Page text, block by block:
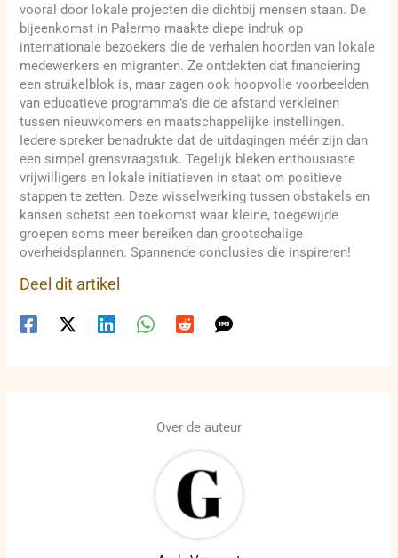
vooral door lokale projecten die dichtbij mensen staan. De
bijeenkomst in Palermo maakte diepe indruk op
internationale bezoekers die de verhalen hoorden van lokale
medewerkers en migranten. Ze ontdekten dat financiering
een struikelblok is, maar zagen ook hoopvolle voorbeelden
van educatieve programma’s die de afstand verkleinen
tussen nieuwkomers en maatschappelijke instellingen.
Iedere spreker benadrukte dat de uitdagingen méér zijn dan
een simpel grensvraagstuk. Tegelijk bleken enthousiaste
vrijwilligers en lokale initiatieven in staat om positieve
stappen te zetten. Deze wisselwerking tussen obstakels en
kansen schetst een toekomst waar kleine, toegewijde
groepen soms meer bereiken dan grootschalige
overheidsplannen. Spannende conclusies die inspireren!
Deel dit artikel
Over de auteur